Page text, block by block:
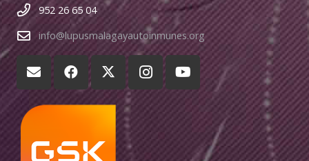
952 26 65 04
info@lupusmalagayautoinmunes.org